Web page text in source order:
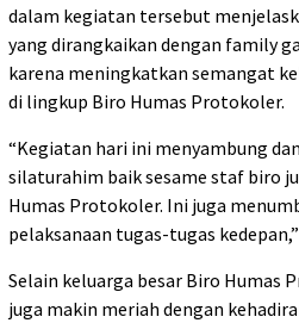
dalam kegiatan tersebut
yang dirangkaikan dengan family
karena meningkatkan semangat
di lingkup Biro Humas Protokoler.
“Kegiatan hari ini menyambung
silaturahim baik sesame staf biro
Humas Protokoler. Ini juga
pelaksanaan tugas-tugas
Selain keluarga besar Biro
juga makin meriah dengan